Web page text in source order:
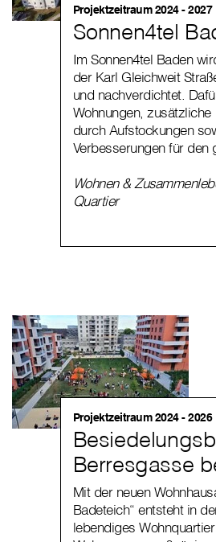
Projektzeitraum 2024 - 2027
Sonnen4tel
Im Sonnen4tel Baden
der Karl Gleichweit
und nachverdichtet.
Wohnungen, zusätzliche
durch Aufstockungen
Verbesserungen für den
Wohnen &
Quartier
Projektzeitraum 2024 - 2026
Berresgasse
Mit der neuen
Badeteich“ entsteht in
lebendiges